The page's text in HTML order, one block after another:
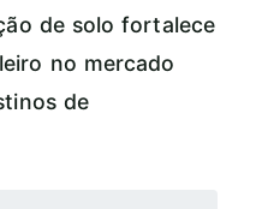
de solo fortalece
no mercado
de